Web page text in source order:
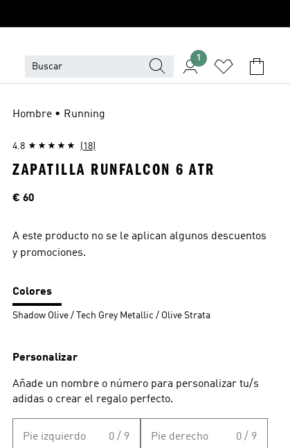
1
Hombre • Running
4.8 (18)
ZAPATILLA RUNFALCON 6 ATR
Precio
€ 60
A este producto no se le aplican algunos descuentos
y promociones.
Colores
Shadow Olive / Tech Grey Metallic / Olive Strata
Personalizar
Añade un nombre o número para personalizar tu/s
adidas o crear el regalo perfecto.
Pie izquierdo 0 / 9 Pie derecho 0 / 9